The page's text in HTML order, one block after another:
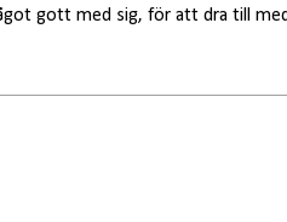
gott med sig, för att dra till